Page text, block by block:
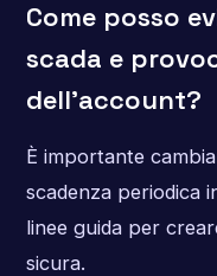
Come posso
scada e
dell’account?
È importante
scadenza periodica
linee guida per
sicura.